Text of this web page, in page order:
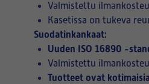
Valmistettu
Kasetissa on tukeva
Suodatinkankaat:
Uuden ISO 16890 -
Valmistettu
Tuotteet ovat